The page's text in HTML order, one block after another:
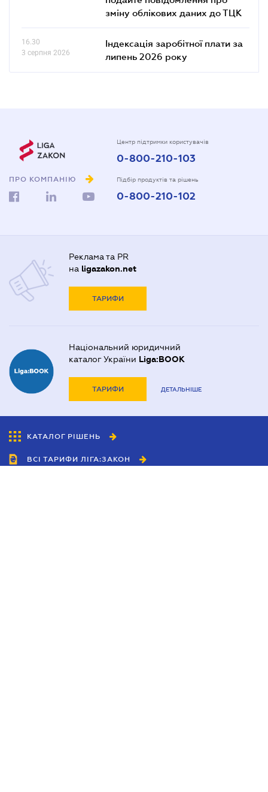
зміну облікових даних до ТЦК
16.30
3 серпня 2026
Індексація заробітної плати за
липень 2026 року
ПРО КОМПАНІЮ
Центр підтримки користувачів
0-800-210-103
Підбір продуктів та рішень
0-800-210-102
Реклама та PR
на ligazakon.net
ТАРИФИ
Національний юридичний
каталог України Liga:BOOK
ТАРИФИ ДЕТАЛЬНІШЕ
КАТАЛОГ РІШЕНЬ
ВСІ ТАРИФИ ЛІГА:ЗАКОН